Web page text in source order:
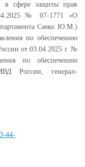
в сфере защиты прав
№ 07-1771 «О
Сачко Ю.М.)
по обеспечению
от 03.04.2025 г. №
по обеспечению
России, генерал-